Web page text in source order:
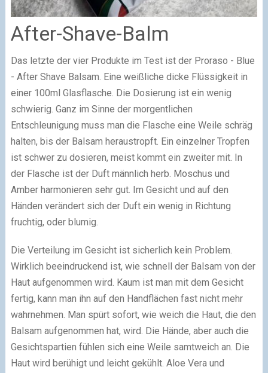
After-Shave-Balm
Das letzte der vier Produkte im Test ist der Proraso - Blue
- After Shave Balsam. Eine weißliche dicke Flüssigkeit in
einer 100ml Glasflasche. Die Dosierung ist ein wenig
schwierig. Ganz im Sinne der morgentlichen
Entschleunigung muss man die Flasche eine Weile schräg
halten, bis der Balsam heraustropft. Ein einzelner Tropfen
ist schwer zu dosieren, meist kommt ein zweiter mit. In
der Flasche ist der Duft männlich herb. Moschus und
Amber harmonieren sehr gut. Im Gesicht und auf den
Händen verändert sich der Duft ein wenig in Richtung
fruchtig, oder blumig.
Die Verteilung im Gesicht ist sicherlich kein Problem.
Wirklich beeindruckend ist, wie schnell der Balsam von der
Haut aufgenommen wird. Kaum ist man mit dem Gesicht
fertig, kann man ihn auf den Handflächen fast nicht mehr
wahrnehmen. Man spürt sofort, wie weich die Haut, die den
Balsam aufgenommen hat, wird. Die Hände, aber auch die
Gesichtspartien fühlen sich eine Weile samtweich an. Die
Haut wird berühigt und leicht gekühlt. Aloe Vera und